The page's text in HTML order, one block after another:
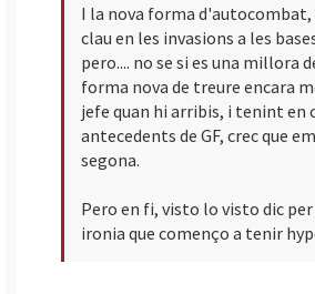
I la nova forma d'autocombat,
clau en les invasions a les
pero.... no se si es una millora
forma nova de treure encara
jefe quan hi arribis, i tenint en
antecedents de GF, crec que
segona.
Pero en fi, visto lo visto dic
ironia que començo a tenir